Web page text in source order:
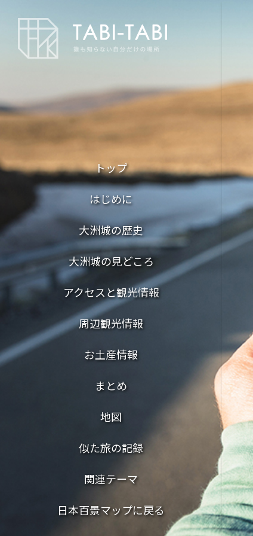
トップ
はじめに
大洲城の歴史
大洲城の見どころ
アクセスと観光情報
周辺観光情報
お土産情報
まとめ
地図
似た旅の記録
関連テーマ
日本百景マップに戻る